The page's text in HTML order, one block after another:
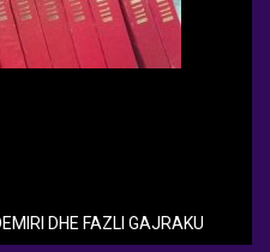
DHE FAZLI GAJRAKU